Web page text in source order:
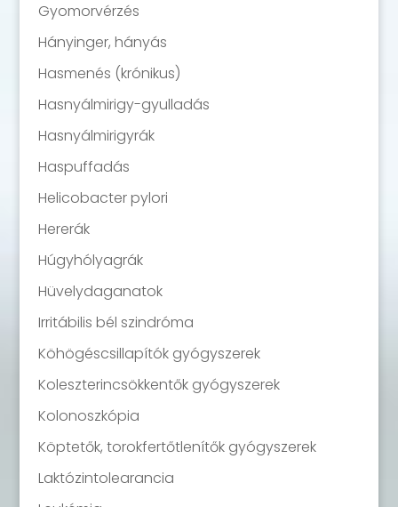
Gyomorvérzés
Hányinger, hányás
Hasmenés (krónikus)
Hasnyálmirigy-gyulladás
Hasnyálmirigyrák
Haspuffadás
Helicobacter pylori
Hererák
Húgyhólyagrák
Hüvelydaganatok
Irritábilis bél szindróma
Köhögéscsillapítók gyógyszerek
Koleszterincsökkentők gyógyszerek
Kolonoszkópia
Köptetők, torokfertőtlenítők gyógyszerek
Laktózintolearancia